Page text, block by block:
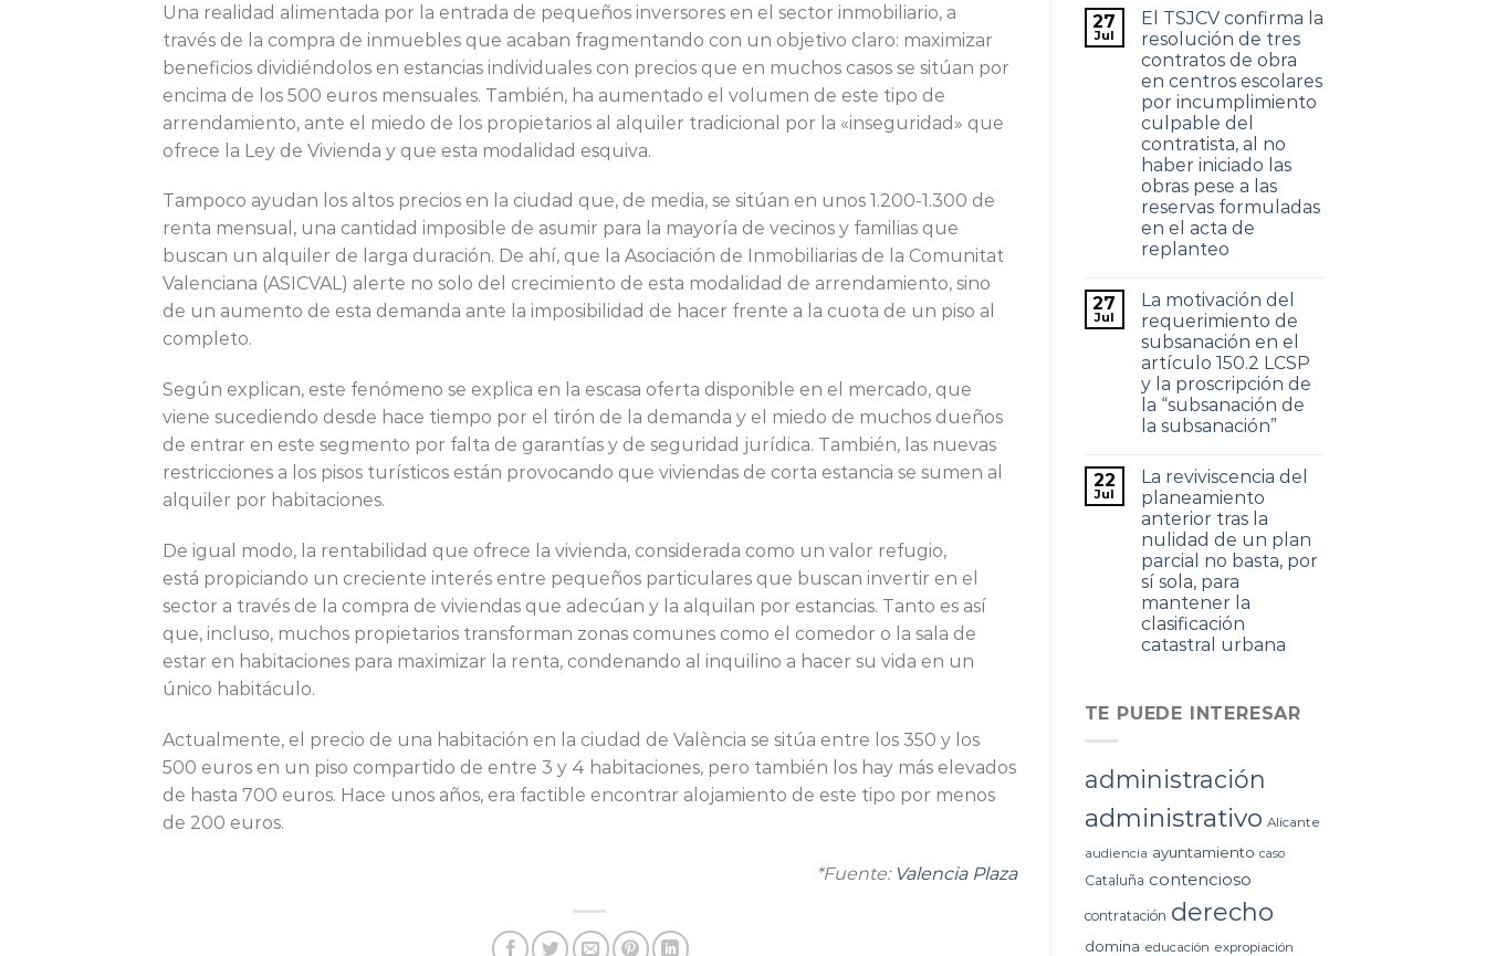
Una realidad alimentada por la entrada de pequeños inversores en el sector inmobiliario, a
través de la compra de inmuebles que acaban fragmentando con un objetivo claro: maximizar
beneficios dividiéndolos en estancias individuales con precios que en muchos casos se sitúan por
encima de los 500 euros mensuales. También, ha aumentado el volumen de este tipo de
arrendamiento, ante el miedo de los propietarios al alquiler tradicional por la «inseguridad» que
ofrece la Ley de Vivienda y que esta modalidad esquiva.
Tampoco ayudan los altos precios en la ciudad que, de media, se sitúan en unos 1.200-1.300 de
renta mensual, una cantidad imposible de asumir para la mayoría de vecinos y familias que
buscan un alquiler de larga duración. De ahí, que la Asociación de Inmobiliarias de la Comunitat
Valenciana (ASICVAL) alerte no solo del crecimiento de esta modalidad de arrendamiento, sino
de un aumento de esta demanda ante la imposibilidad de hacer frente a la cuota de un piso al
completo.
Según explican, este fenómeno se explica en la escasa oferta disponible en el mercado, que
viene sucediendo desde hace tiempo por el tirón de la demanda y el miedo de muchos dueños
de entrar en este segmento por falta de garantías y de seguridad jurídica. También, las nuevas
restricciones a los pisos turísticos están provocando que viviendas de corta estancia se sumen al
alquiler por habitaciones.
De igual modo, la rentabilidad que ofrece la vivienda, considerada como un valor refugio,
está propiciando un creciente interés entre pequeños particulares que buscan invertir en el
sector a través de la compra de viviendas que adecúan y la alquilan por estancias. Tanto es así
que, incluso, muchos propietarios transforman zonas comunes como el comedor o la sala de
estar en habitaciones para maximizar la renta, condenando al inquilino a hacer su vida en un
único habitáculo.
Actualmente, el precio de una habitación en la ciudad de València se sitúa entre los 350 y los
500 euros en un piso compartido de entre 3 y 4 habitaciones, pero también los hay más elevados
de hasta 700 euros. Hace unos años, era factible encontrar alojamiento de este tipo por menos
de 200 euros.
*Fuente: ValenciaPlaza
27
Jul
El TSJCV confirma la
resolución de tres
contratos de obra
en centros escolares
por incumplimiento
culpable del
contratista, al no
haber iniciado las
obras pese a las
reservas formuladas
en el acta de
replanteo
27
Jul
La motivación del
requerimiento de
subsanación en el
artículo 150.2 LCSP
y la proscripción de
la “subsanación de
la subsanación”
22
Jul
La reviviscencia del
planeamiento
anterior tras la
nulidad de un plan
parcial no basta, por
sí sola, para
mantener la
clasificación
catastral urbana
TE PUEDE INTERESAR
administración
administrativo Alicante
audiencia ayuntamiento caso
Cataluña contencioso
contratación derecho
domina educación expropiación